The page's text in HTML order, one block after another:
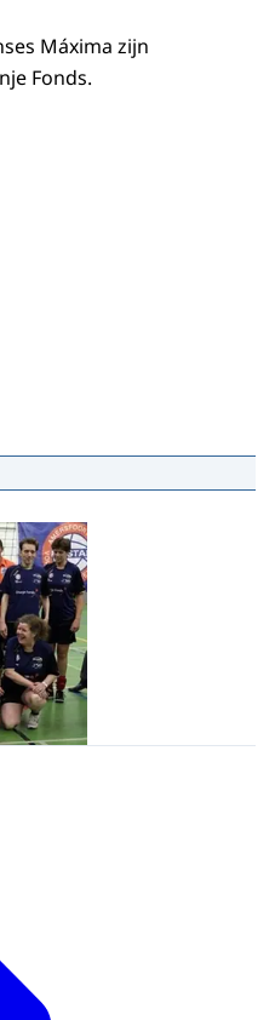
Máxima zijn
Fonds.
29.1 MB
Open de galerij in vergrote